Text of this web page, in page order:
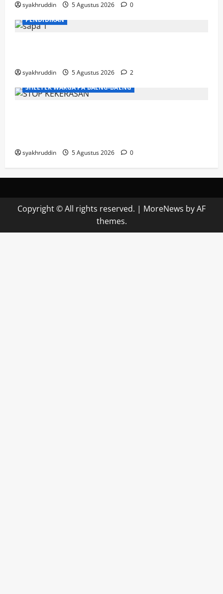
syakhruddin 5 Agustus 2026
0
PENDIDIKAN
syakhruddin 5 Agustus 2026
2
SHELTER WARGA PA'BAENG-BAENG
syakhruddin 5 Agustus 2026 0
Copyright © All rights reserved. | MoreNews by AF
themes.